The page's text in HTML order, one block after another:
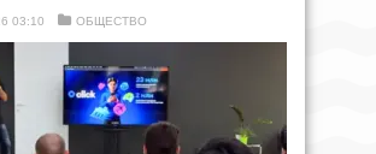
03:10 ОБЩЕСТВО